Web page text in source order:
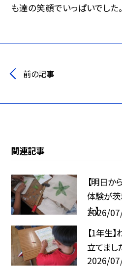
も達の笑顔でいっぱいでした。
前の記事
関連記事
【明日か
体験が
た】
2026/
【1年生
立てまし
2026/